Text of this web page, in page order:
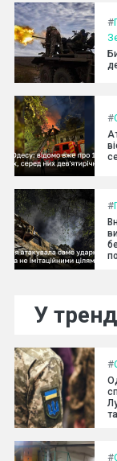
#
#
#
У
#
#